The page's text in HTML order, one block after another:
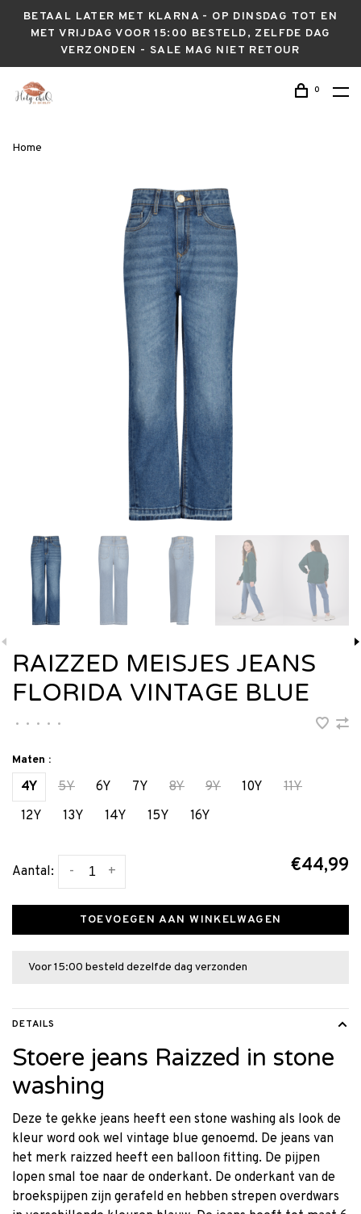
BETAAL LATER MET KLARNA - OP DINSDAG TOT EN
MET VRIJDAG VOOR 15:00 BESTELD, ZELFDE DAG
VERZONDEN - SALE MAG NIET RETOUR
0
Home
RAIZZED MEISJES JEANS
FLORIDA VINTAGE BLUE
• • • • •
Maten :
4Y 5Y 6Y 7Y 8Y 9Y 10Y
11Y
12Y
13Y 14Y 15Y 16Y
Aantal: +
- €44,99
TOEVOEGEN AAN WINKELWAGEN
Voor 15:00 besteld dezelfde dag verzonden
DETAILS
Stoere jeans Raizzed in stone
washing
Deze te gekke jeans heeft een stone washing als look de
kleur word ook wel vintage blue genoemd. De jeans van
het merk raizzed heeft een balloon fitting. De pijpen
lopen smal toe naar de onderkant. De onderkant van de
broekspijpen zijn gerafeld en hebben strepen overdwars